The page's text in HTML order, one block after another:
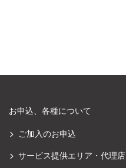
お申込、各種について
ご加入のお申込
サービス提供エリア・代理店